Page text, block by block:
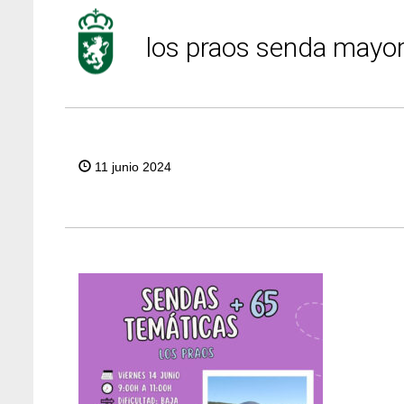
los praos senda
11 junio 2024